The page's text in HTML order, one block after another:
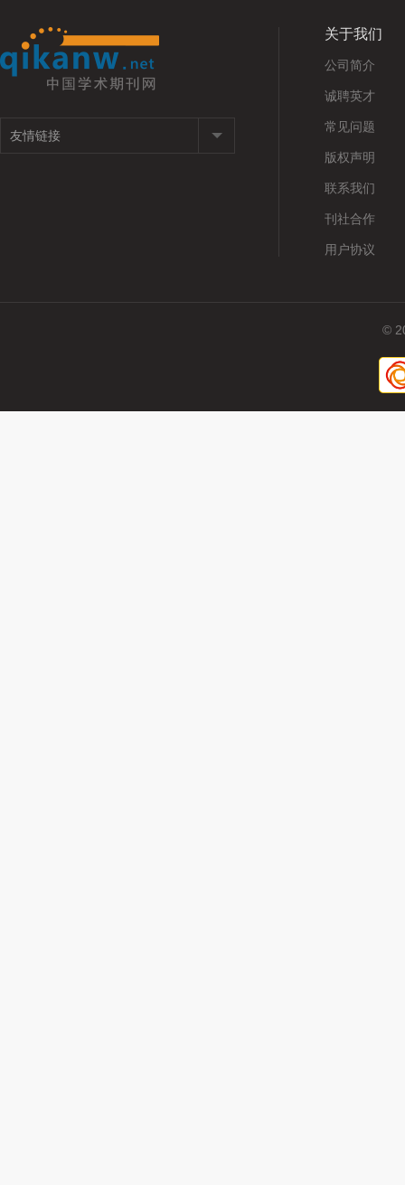
关于我们
公司简介
诚聘英才
常见问题
版权声明
联系我们
刊社合作
用户协议
©